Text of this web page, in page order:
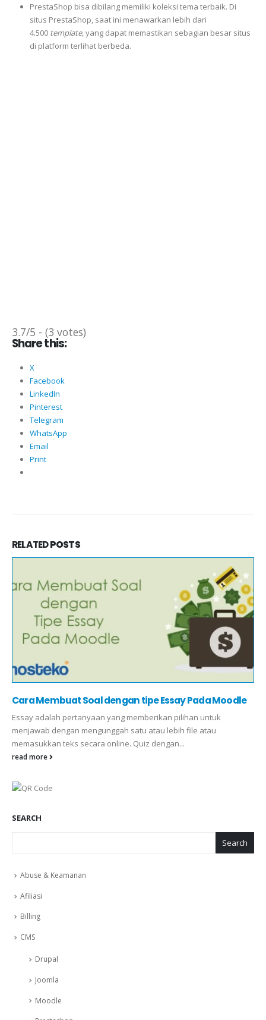
PrestaShop bisa dibilang memiliki koleksi tema terbaik. Di
situs PrestaShop, saat ini menawarkan lebih dari
4.500 template,yang dapat memastikan sebagian besar situs
di platform terlihat berbeda.
3.7/5 - (3 votes)
Share this:
X
Facebook
LinkedIn
Pinterest
Telegram
WhatsApp
Email
Print
RELATEDPOSTS
Cara Membuat Soal dengan tipe Essay Pada Moodle
Essay adalah pertanyaan yang memberikan pilihan untuk
menjawab dengan mengunggah satu atau lebih file atau
memasukkan teks secara online. Quiz dengan...
read more
SEARCH
Search
Abuse & Keamanan
Afiliasi
Billing
CMS
Drupal
Joomla
Moodle